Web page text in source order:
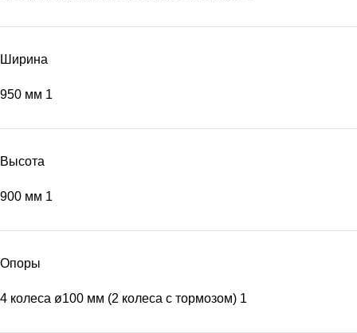
Ширина
950 мм 1
Высота
900 мм 1
Опоры
4 колеса ø100 мм (2 колеса с тормозом) 1